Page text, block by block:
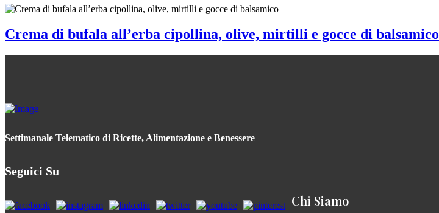
Crema di bufala all’erba cipollina, olive, mirtilli e gocce di balsamico
Settimanale Telematico di Ricette, Alimentazione e Benessere
Seguici Su
Chi Siamo